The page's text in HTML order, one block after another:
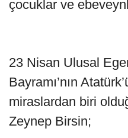
çocuklar ve
23 Nisan Ulusal
Bayramı’nın
miraslardan biri
Zeynep Birsin;